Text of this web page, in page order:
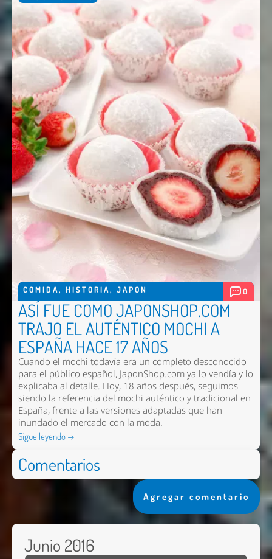
COMIDA, HISTORIA, JAPON 0
ASÍ FUE COMO JAPONSHOP.COM
TRAJO EL AUTÉNTICO MOCHI A
ESPAÑA HACE 17 AÑOS
Cuando el mochi todavía era un completo desconocido
para el público español, JaponShop.com ya lo vendía y lo
explicaba al detalle. Hoy, 18 años después, seguimos
siendo la referencia del mochi auténtico y tradicional en
España, frente a las versiones adaptadas que han
inundado el mercado con la moda.
Sigue leyendo →
Comentarios
Agregar comentario
Junio 2016